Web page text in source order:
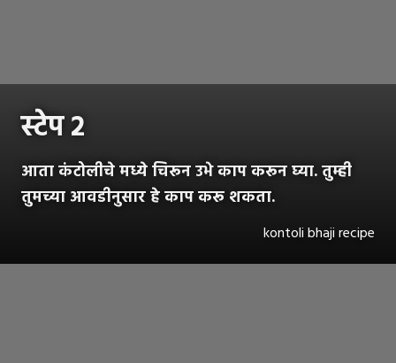
स्टेप २
आता कंटोलीचे मध्ये चिरून उभे काप करून घ्या. तुम्ही
तुमच्या आवडीनुसार हे काप करू शकता.
kontoli bhaji recipe